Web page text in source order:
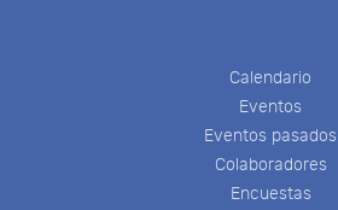
Calendario
Eventos
Eventos pasados
Colaboradores
Encuestas